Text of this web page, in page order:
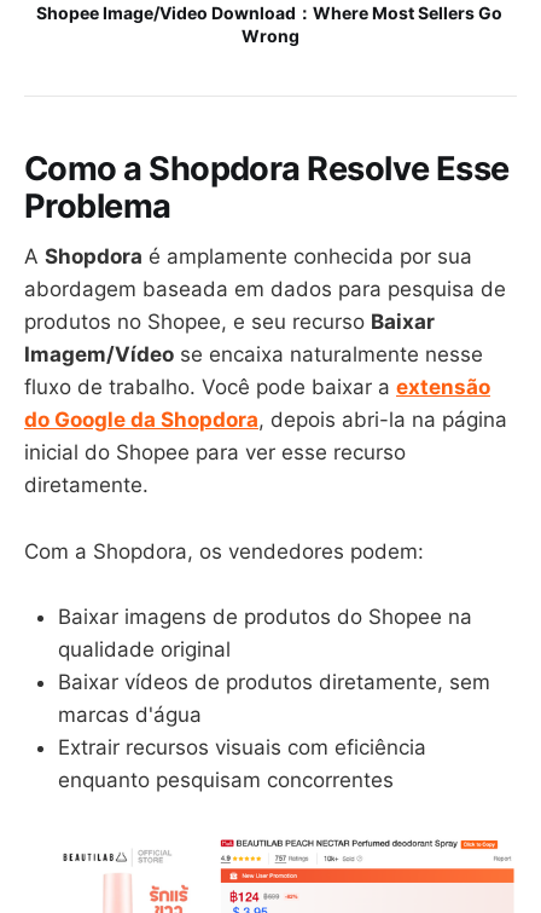
Shopee Image/Video Download：Where Most Sellers Go
Wrong
Como a Shopdora Resolve Esse
Problema
A Shopdora é amplamente conhecida por sua
abordagem baseada em dados para pesquisa de
produtos no Shopee, e seu recurso Baixar
Imagem/Vídeo se encaixa naturalmente nesse
fluxo de trabalho. Você pode baixar a extensão
do Google da Shopdora, depois abri-la na página
inicial do Shopee para ver esse recurso
diretamente.
Com a Shopdora, os vendedores podem:
Baixar imagens de produtos do Shopee na
qualidade original
Baixar vídeos de produtos diretamente, sem
marcas d'água
Extrair recursos visuais com eficiência
enquanto pesquisam concorrentes